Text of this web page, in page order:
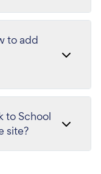
to add
to School
site?